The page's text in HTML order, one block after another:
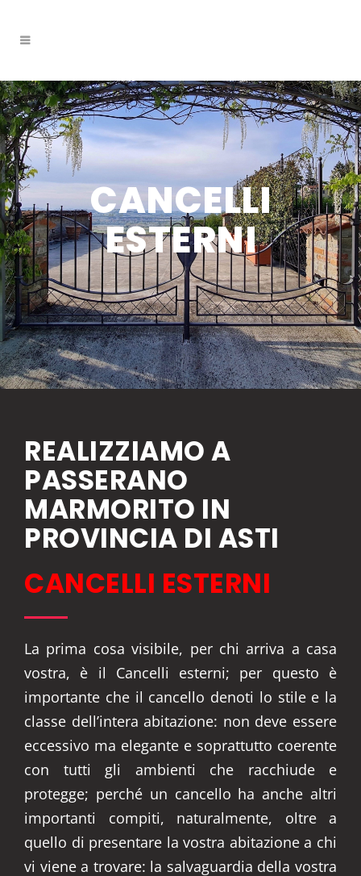
CANCELLI
ESTERNI
REALIZZIAMO A
PASSERANO
MARMORITO IN
PROVINCIA DI ASTI
CANCELLI ESTERNI
La prima cosa visibile, per chi arriva a casa
vostra, è il Cancelli esterni; per questo è
importante che il cancello denoti lo stile e la
classe dell’intera abitazione: non deve essere
eccessivo ma elegante e soprattutto coerente
con tutti gli ambienti che racchiude e
protegge; perché un cancello ha anche altri
importanti compiti, naturalmente, oltre a
quello di presentare la vostra abitazione a chi
vi viene a trovare: la salvaguardia della vostra